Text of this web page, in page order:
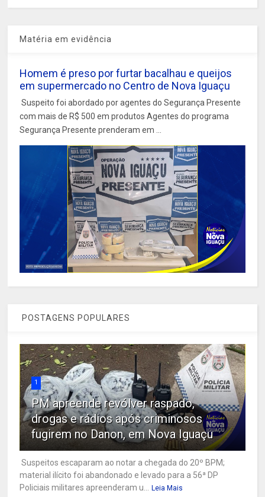
Matéria em evidência
Homem é preso por furtar bacalhau e queijos
em supermercado no Centro de Nova Iguaçu
Suspeito foi abordado por agentes do Segurança Presente
com mais de R$ 500 em produtos Agentes do programa
Segurança Presente prenderam em ...
POSTAGENS POPULARES
1
PM apreende revólver raspado,
drogas e rádios após criminosos
fugirem no Danon, em Nova Iguaçu
Suspeitos escaparam ao notar a chegada do 20º BPM;
material ilícito foi abandonado e levado para a 56ª DP
Policiais militares apreenderam u...
Leia Mais